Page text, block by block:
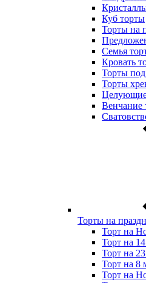
Куб торты
Торты на
Семья
Кровать
Торты
Торты
Венчание
Торты на
Торт на
Торт на
Торт на
Торт на 8
Торт на